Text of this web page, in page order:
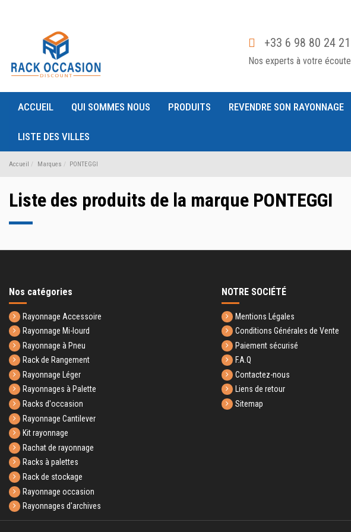
+33 6 98 80 24 21
Nos experts à votre écoute
ACCUEIL QUI SOMMES NOUS PRODUITS REVENDRE SON RAYONNAGE
LISTE DES VILLES
Accueil Marques PONTEGGI
Liste des produits de la marque PONTEGGI
Nos catégories
Rayonnage Accessoire
Rayonnage Mi-lourd
Rayonnage à Pneu
Rack de Rangement
Rayonnage Léger
Rayonnages à Palette
Racks d'occasion
Rayonnage Cantilever
Kit rayonnage
Rachat de rayonnage
Racks à palettes
Rack de stockage
Rayonnage occasion
Rayonnages d'archives
NOTRE SOCIÉTÉ
Mentions Légales
Conditions Générales de Vente
Paiement sécurisé
F.A.Q
Contactez-nous
Liens de retour
Sitemap